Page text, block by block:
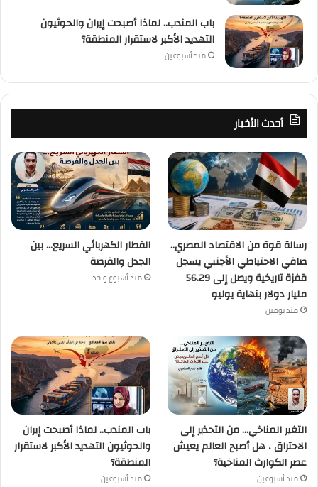
باب المندب.. لماذا أصبحت إيران والحوثيون
التهديد الأكبر لاستقرار المنطقة؟
منذ أسبوعين
أحدث الأخبار
رسالة قوة من الاقتصاد المصري..
صافي الاحتياطي الأجنبي يسجل
قفزة تاريخية ويصل إلى 56.29
مليار دولار بنهاية يوليو
منذ يومين
القطار الكهربائي السريع… بين
الجدل والفرصة
منذ أسبوع واحد
التغير المناخي… من التحذير إلى
الاحتراق ، هل أصبح العالم يعيش
عصر الكوارث المناخية؟
منذ أسبوعين
باب المندب.. لماذا أصبحت إيران
والحوثيون التهديد الأكبر لاستقرار
المنطقة؟
منذ أسبوعين